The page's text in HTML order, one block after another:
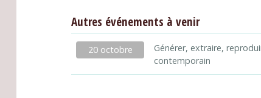
Autres événements à venir
20 octobre
Générer, extraire,
contemporain